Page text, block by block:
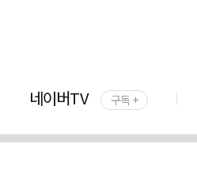
네이버TV 구독 +